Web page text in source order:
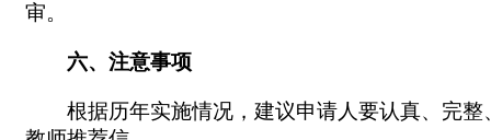
审。
六、注意事项
根据历年实施情况，建议申请人要认真、完